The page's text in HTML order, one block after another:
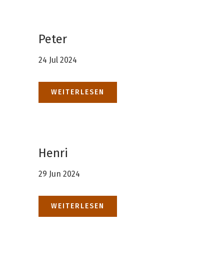
Peter
24 Jul 2024
WEITERLESEN
Henri
29 Jun 2024
WEITERLESEN